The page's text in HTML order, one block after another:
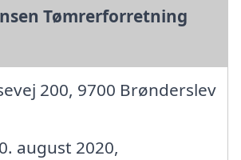
Tømrerforretning
200, 9700 Brønderslev
august 2020,